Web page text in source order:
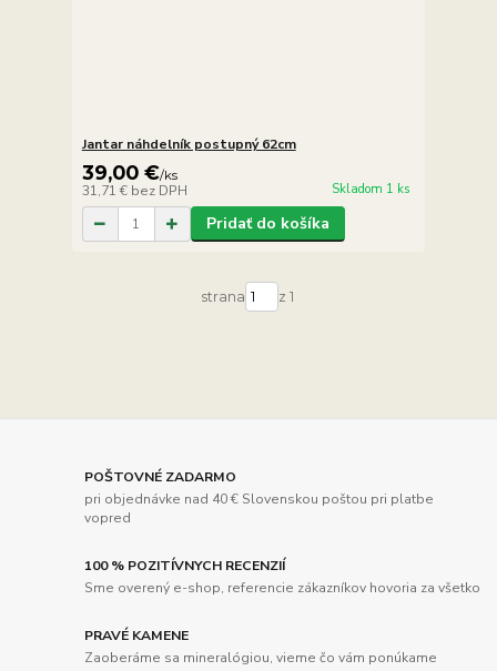
Jantar náhdelník postupný 62cm
39,00 €/ks
31,71 € bez DPH Skladom 1 ks
Pridať do košíka
strana z 1
POŠTOVNÉ ZADARMO
pri objednávke nad 40 € Slovenskou poštou pri platbe
vopred
100 % POZITÍVNYCH RECENZIÍ
Sme overený e-shop, referencie zákazníkov hovoria za všetko
PRAVÉ KAMENE
Zaoberáme sa mineralógiou, vieme čo vám ponúkame